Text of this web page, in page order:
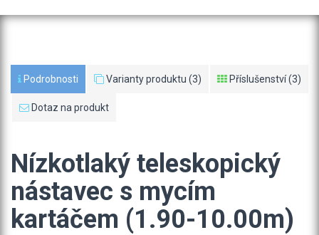
Podrobnosti Varianty produktu (3) Příslušenství (3)
Dotaz na produkt
Nízkotlaký teleskopický
nástavec s mycím
kartáčem (1.90-10.00m)